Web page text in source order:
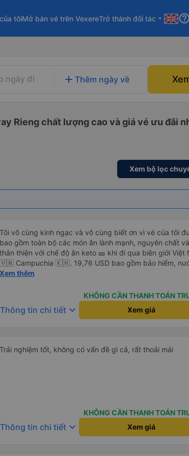
tôiMở bán vé trên VexereTrở thành đối tác arrow_drop_down help_outline
ngày đi add Thêm ngày về
Rieng chất lượng cao và giá vé ưu đãi
Xem bộ lọc
Tôi vô cùng kinh ngạc và vô cùng biết ơn vì vé của tôi
bao gồm toàn bộ các món ăn lành mạnh, nguyên chất và
thân thiện với chế độ ăn keto 🎫 khi đi qua biên giới Việt
🇻🇳 Campuchia 🇰🇭. 19,76 USD bao gồm bảo hiểm,
khăn giấy ướt, túi đựng giày, máy lạnh, sự hỗ trợ tại biên
vội vã, không xếp hàng, không đám đông, không ồn ào -
cách di chuyển thực sự dễ chịu. Xe buýt rộng rãi, sạch
chỉ còn một nửa chỗ. Tôi chắc chắn sẽ chuyển từ máy
🥩 đậu xanh &amp; trứng chiên 🍳 Tôi đã bỏ qua cơm 🌾
Thêm cà phê đen với đá 🧊 không đường. Tôi ước bạn ở
Xem thêm
KHÔNG CẦN THANH TOÁN
Thông tin chi tiết keyboard_arrow_down Xem giá
Trải nghiệm tốt, không có vấn đề gì cả, rất thoải mái
KHÔNG CẦN THANH TOÁN
Thông tin chi tiết keyboard_arrow_down Xem giá